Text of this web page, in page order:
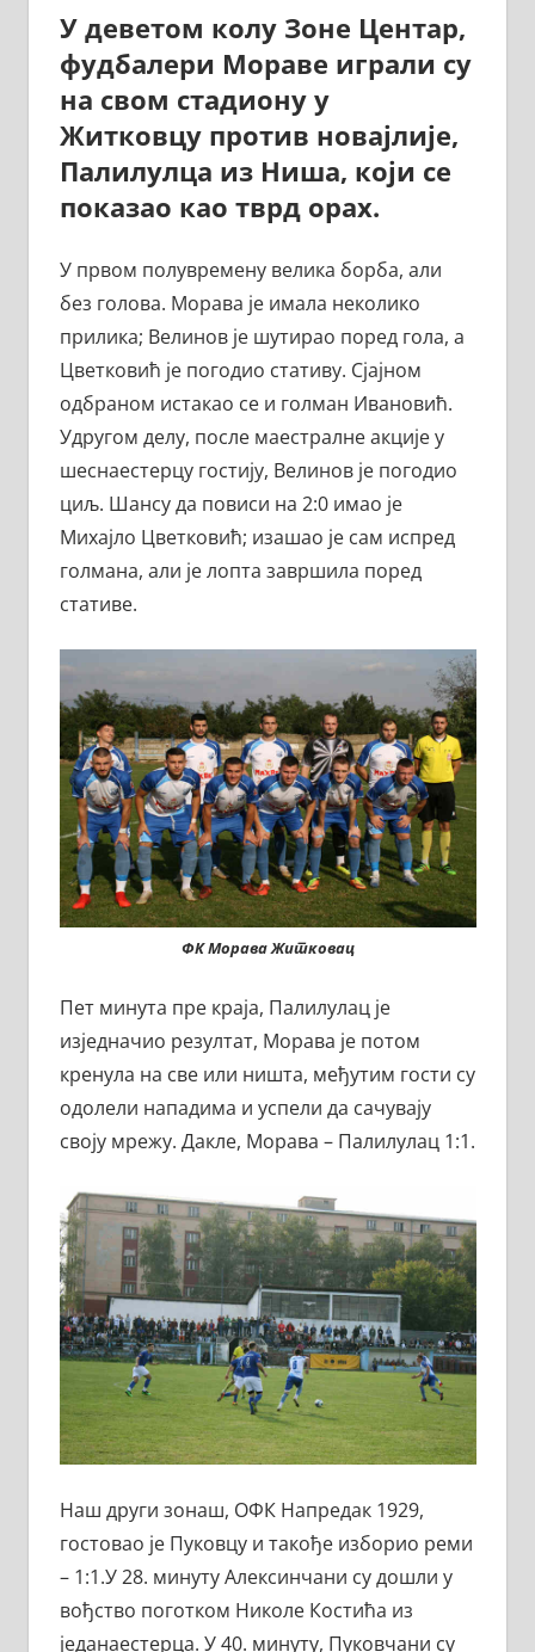
У деветом колу Зоне Центар,
фудбалери Мораве играли су
на свом стадиону у
Житковцу против новајлије,
Палилулца из Ниша, који се
показао као тврд орах.
У првом полувремену велика борба, али
без голова. Морава је имала неколико
прилика; Велинов је шутирао поред гола, а
Цветковић је погодио стативу. Сјајном
одбраном истакао се и голман Ивановић.
Удругом делу, после маестралне акције у
шеснаестерцу гостију, Велинов је погодио
циљ. Шансу да повиси на 2:0 имао је
Михајло Цветковић; изашао је сам испред
голмана, али је лопта завршила поред
стативе.
ФК Морава Житковац
Пет минута пре краја, Палилулац је
изједначио резултат, Морава је потом
кренула на све или ништа, међутим гости су
одолели нападима и успели да сачувају
своју мрежу. Дакле, Морава – Палилулац 1:1.
Наш други зонаш, ОФК Напредак 1929,
гостовао је Пуковцу и такође изборио реми
– 1:1.У 28. минуту Алексинчани су дошли у
вођство поготком Николе Костића из
једанаестерца. У 40. минуту, Пуковчани су